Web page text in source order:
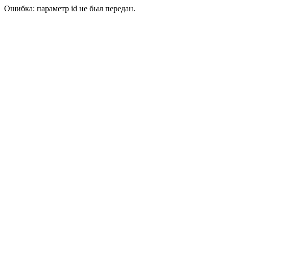
Ошибка: параметр id не был передан.